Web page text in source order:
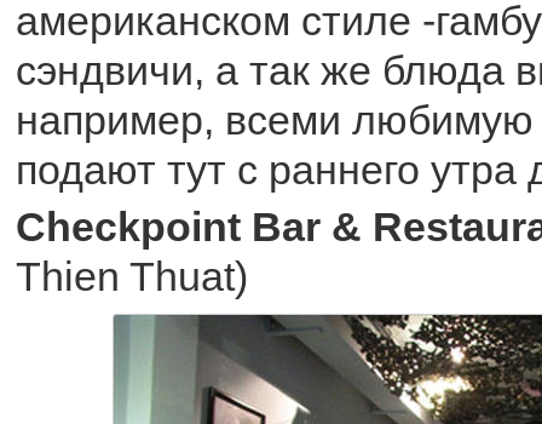
американском стиле -
сэндвичи, а так же блюда
например, всеми любимую
подают тут с раннего утра
Checkpoint Bar &
Thien Thuat)